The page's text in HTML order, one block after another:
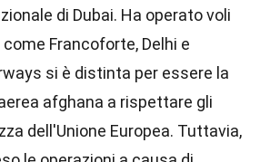
di Dubai. Ha operato voli
Francoforte, Delhi e
si è distinta per essere la
afghana a rispettare gli
dell'Unione Europea. Tuttavia,